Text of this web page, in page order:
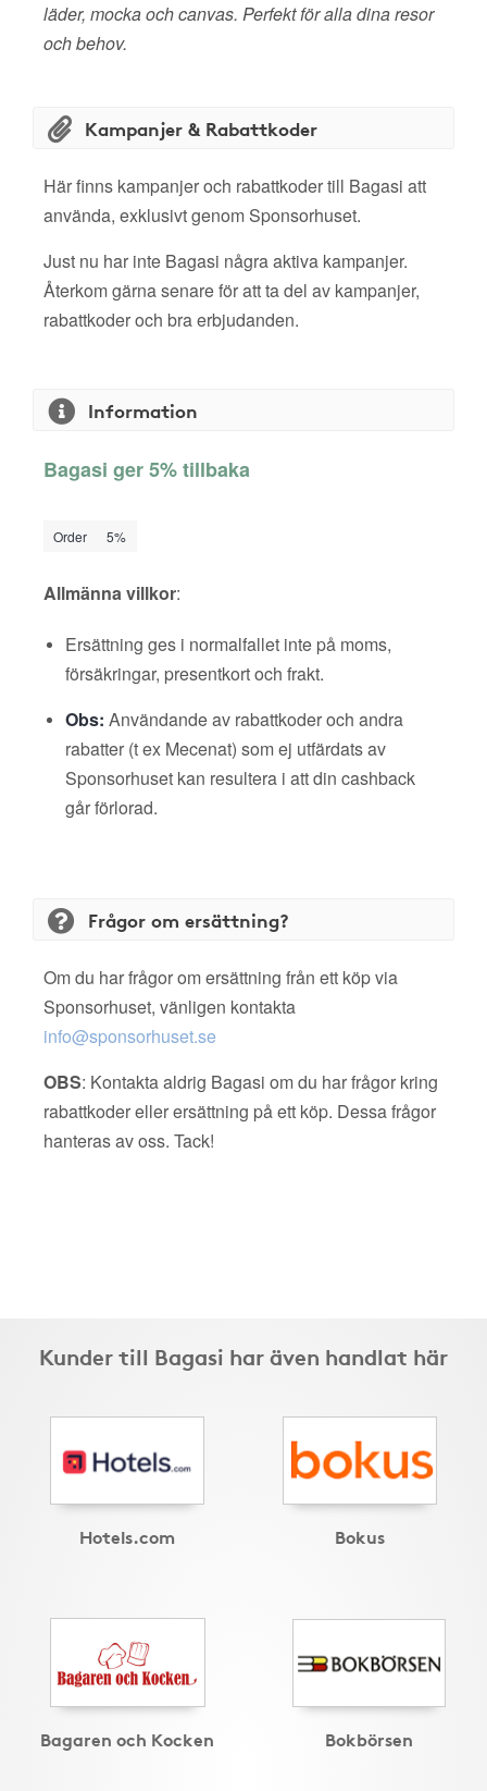
läder, mocka och canvas. Perfekt för alla dina resor
och behov.
Kampanjer & Rabattkoder
Här finns kampanjer och rabattkoder till Bagasi att
använda, exklusivt genom Sponsorhuset.
Just nu har inte Bagasi några aktiva kampanjer.
Återkom gärna senare för att ta del av kampanjer,
rabattkoder och bra erbjudanden.
Information
Bagasi ger 5% tillbaka
Order 5%
Allmänna villkor:
Ersättning ges i normalfallet inte på moms,
försäkringar, presentkort och frakt.
Obs: Användande av rabattkoder och andra
rabatter (t ex Mecenat) som ej utfärdats av
Sponsorhuset kan resultera i att din cashback
går förlorad.
Frågor om ersättning?
Om du har frågor om ersättning från ett köp via
Sponsorhuset, vänligen kontakta
info@sponsorhuset.se
OBS: Kontakta aldrig Bagasi om du har frågor kring
rabattkoder eller ersättning på ett köp. Dessa frågor
hanteras av oss. Tack!
Kunder till Bagasi har även handlat här
Hotels.com Bokus
Bagaren och Kocken Bokbörsen